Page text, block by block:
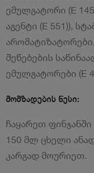
ემულგატორი (Е
აგენტი (E 551)),
შეწებების
ემულგატორები (Е
მომზადების წესი:
ჩაყარეთ
150 მლ ცხელი
კარგად მოურიეთ.